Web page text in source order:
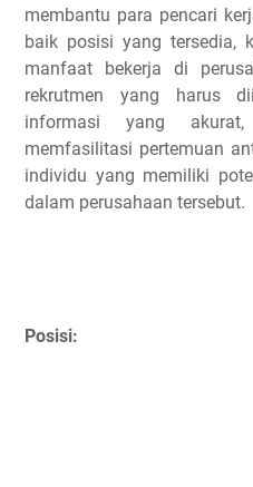
membantu para pencari
baik posisi yang tersedia,
manfaat bekerja di
rekrutmen yang harus
informasi yang
memfasilitasi pertemuan
individu yang memiliki
dalam perusahaan tersebut.
Posisi: